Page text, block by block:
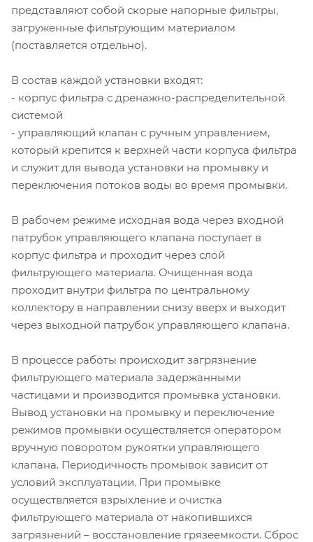
представляют собой скорые напорные фильтры,
загруженные фильтрующим материалом
(поставляется отдельно).
В состав каждой установки входят:
- корпус фильтра с дренажно-распределительной
системой
- управляющий клапан с ручным управлением,
который крепится к верхней части корпуса фильтра
и служит для вывода установки на промывку и
переключения потоков воды во время промывки.
В рабочем режиме исходная вода через входной
патрубок управляющего клапана поступает в
корпус фильтра и проходит через слой
фильтрующего материала. Очищенная вода
проходит внутри фильтра по центральному
коллектору в направлении снизу вверх и выходит
через выходной патрубок управляющего клапана.
В процессе работы происходит загрязнение
фильтрующего материала задержанными
частицами и производится промывка установки.
Вывод установки на промывку и переключение
режимов промывки осуществляется оператором
вручную поворотом рукоятки управляющего
клапана. Периодичность промывок зависит от
условий эксплуатации. При промывке
осуществляется взрыхление и очистка
фильтрующего материала от накопившихся
загрязнений – восстановление грязеемкости. Сброс